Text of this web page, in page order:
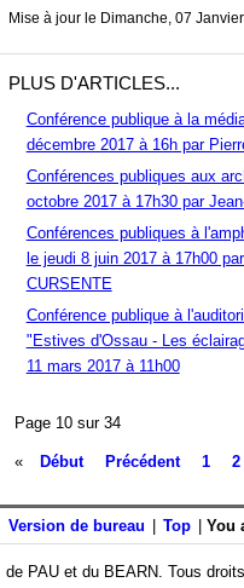
Mise à jour le Dimanche, 07
PLUS D'ARTICLES...
Conférence publique à la
décembre 2017 à 16h par
Conférences publiques aux
octobre 2017 à 17h30 par
Conférences publiques à
le jeudi 8 juin 2017 à 17h00
CURSENTE
Conférence publique à
"Estives d'Ossau - Les
11 mars 2017 à 11h00
Page 10 sur 34
« Début Précédent 1 2
Version de bureau | Top | You
de PAU et du BEARN. Tous